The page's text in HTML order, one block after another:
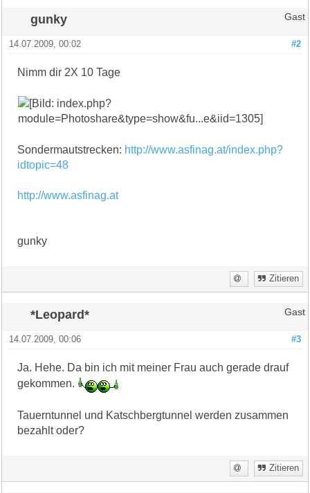
gunky Gast
#2
14.07.2009, 00:02
Nimm dir 2X 10 Tage
Sondermautstrecken: http://www.asfinag.at/index.php?
idtopic=48
http://www.asfinag.at
gunky
Zitieren
*Leopard* Gast
#3
14.07.2009, 00:06
Ja. Hehe. Da bin ich mit meiner Frau auch gerade drauf
gekommen.
Tauerntunnel und Katschbergtunnel werden zusammen
bezahlt oder?
Zitieren